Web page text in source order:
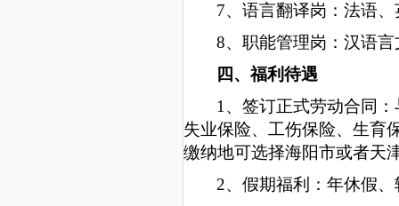
7、语言翻译岗：法语
8、职能管理岗：汉语
四、福利待遇
1、签订正式劳动合同
失业保险、工伤保险、生育
缴纳地可选择海阳市或者天
2、假期福利：年休假